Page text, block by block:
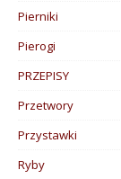
Pierniki
Pierogi
PRZEPISY
Przetwory
Przystawki
Ryby